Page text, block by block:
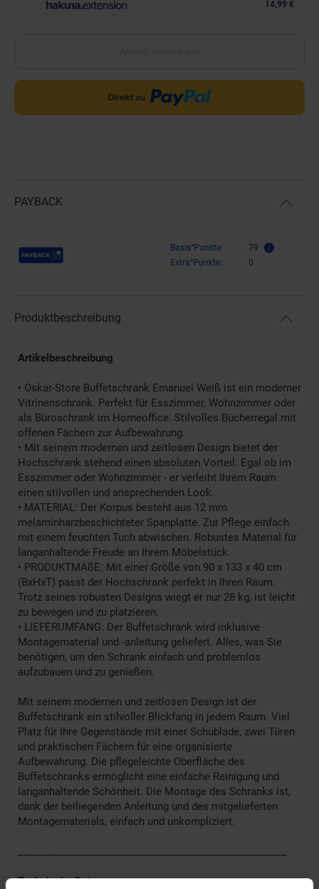
14,99 €
PAYBACK
Payback Punkte Basis°Punkte:
79
Extra°Punkte:
0
Produktbeschreibung
Artikelbeschreibung
• Oskar-Store Buffetschrank Emanuel Weiß ist ein moderner
Vitrinenschrank. Perfekt für Esszimmer, Wohnzimmer oder
als Büroschrank im Homeoffice. Stilvolles Bücherregal mit
offenen Fächern zur Aufbewahrung.
• Mit seinem modernen und zeitlosen Design bietet der
Hochschrank stehend einen absoluten Vorteil. Egal ob im
Esszimmer oder Wohnzimmer - er verleiht Ihrem Raum
einen stilvollen und ansprechenden Look.
• MATERIAL: Der Korpus besteht aus 12 mm
melaminharzbeschichteter Spanplatte. Zur Pflege einfach
mit einem feuchten Tuch abwischen. Robustes Material für
langanhaltende Freude an Ihrem Möbelstück.
• PRODUKTMAßE: Mit einer Größe von 90 x 133 x 40 cm
(BxHxT) passt der Hochschrank perfekt in Ihren Raum.
Trotz seines robusten Designs wiegt er nur 28 kg, ist leicht
zu bewegen und zu platzieren.
• LIEFERUMFANG: Der Buffetschrank wird inklusive
Montagematerial und -anleitung geliefert. Alles, was Sie
benötigen, um den Schrank einfach und problemlos
aufzubauen und zu genießen.
Mit seinem modernen und zeitlosen Design ist der
Buffetschrank ein stilvoller Blickfang in jedem Raum. Viel
Platz für Ihre Gegenstände mit einer Schublade, zwei Türen
und praktischen Fächern für eine organisierte
Aufbewahrung. Die pflegeleichte Oberfläche des
Buffetschranks ermöglicht eine einfache Reinigung und
langanhaltende Schönheit. Die Montage des Schranks ist,
dank der beiliegenden Anleitung und des mitgelieferten
Montagematerials, einfach und unkompliziert.
Technische Daten